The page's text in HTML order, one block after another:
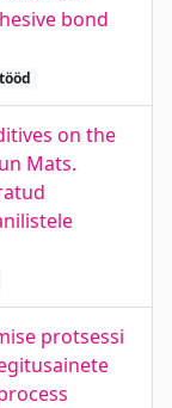
bond
on the
Mats.
protsessi